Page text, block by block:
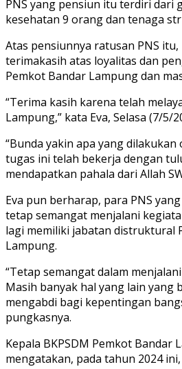
PNS yang pensiun itu terdiri dari
kesehatan 9 orang dan tenaga
Atas pensiunnya ratusan PNS itu,
terimakasih atas loyalitas dan
Pemkot Bandar Lampung dan
“Terima kasih karena telah
Lampung,” kata Eva, Selasa (7/5/
“Bunda yakin apa yang dilakukan
tugas ini telah bekerja dengan
mendapatkan pahala dari Allah
Eva pun berharap, para PNS
tetap semangat menjalani
lagi memiliki jabatan distruktural
Lampung.
“Tetap semangat dalam
Masih banyak hal yang lain yang
mengabdi bagi kepentingan
pungkasnya.
Kepala BKPSDM Pemkot Bandar
mengatakan, pada tahun 2024